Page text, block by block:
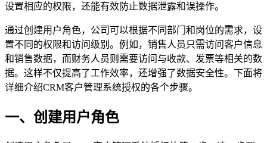
设置相应的权限，还能有效防止数据泄露和误操作。
通过创建用户角色，公司可以根据不同部门和岗位的需求，设
置不同的权限和访问级别。例如，销售人员只需访问客户信息
和销售数据，而财务人员则需要访问与收款、发票等相关的数
据。这样不仅提高了工作效率，还增强了数据安全性。下面将
详细介绍CRM客户管理系统授权的各个步骤。
一、创建用户角色